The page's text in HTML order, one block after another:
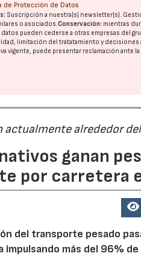
de Protección de Datos
Suscripción a nuestra(s) newsletter(s).
o asociados.Conservación: mientras
datos pueden cederse a otras empresas del
limitación del tratatamiento y decisiones
vigente, puede presentar reclamación ante la
alrededor
ganan
por carretera
del transporte pesado
más del 96%